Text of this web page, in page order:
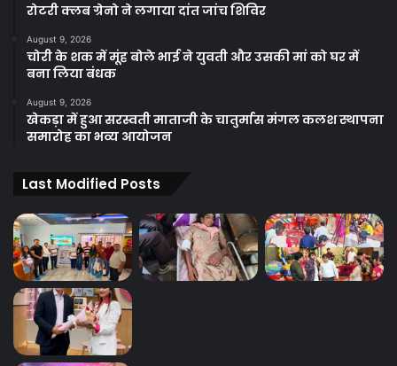
रोटरी क्लब ग्रेनो ने लगाया दांत जांच शिविर
August 9, 2026
चोरी के शक में मूंह बोले भाई ने युवती और उसकी मां को घर में
बना लिया बंधक
August 9, 2026
खेकड़ा में हुआ सरस्वती माताजी के चातुर्मास मंगल कलश स्थापना
समारोह का भव्य आयोजन
Last Modified Posts